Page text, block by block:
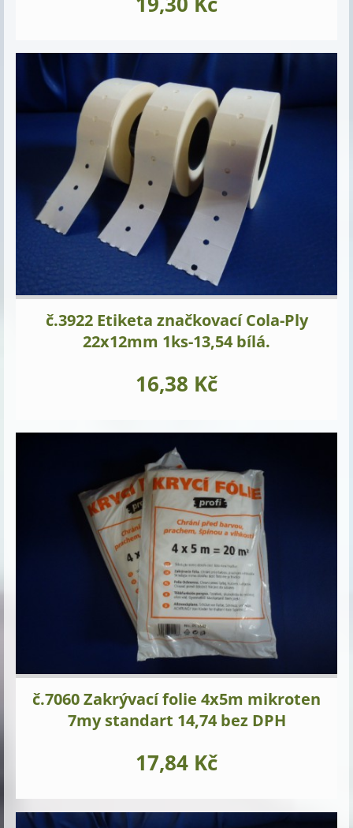
č.3922 Etiketa značkovací Cola-Ply
22x12mm 1ks-13,54 bílá.
16,38 Kč
č.7060 Zakrývací folie 4x5m mikroten
7my standart 14,74 bez DPH
17,84 Kč